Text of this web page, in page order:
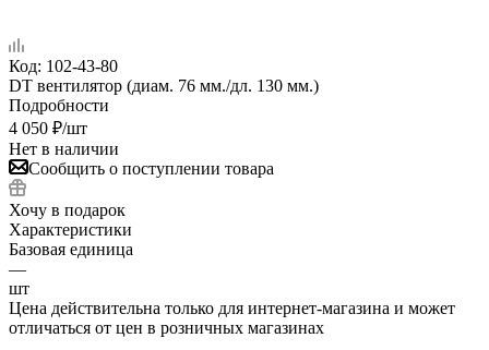
Код: 102-43-80
DT вентилятор (диам. 76 мм./дл. 130 мм.)
Подробности
4 050 ₽/шт
Нет в наличии
Сообщить о поступлении товара
Хочу в подарок
Характеристики
Базовая единица
—
шт
Цена действительна только для интернет-магазина и может
отличаться от цен в розничных магазинах